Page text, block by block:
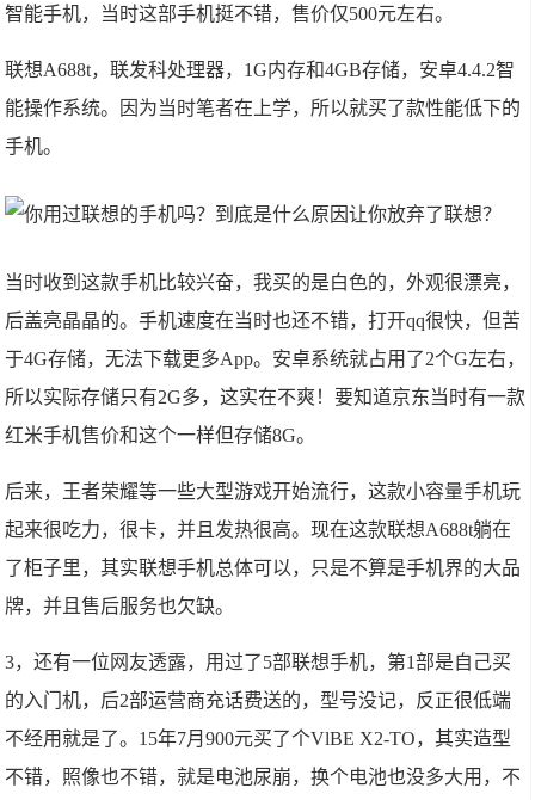
智能手机，当时这部手机挺不错，售价仅500元左右。
联想A688t，联发科处理器，1G内存和4GB存储，安卓4.4.2智
能操作系统。因为当时笔者在上学，所以就买了款性能低下的
手机。
当时收到这款手机比较兴奋，我买的是白色的，外观很漂亮，
后盖亮晶晶的。手机速度在当时也还不错，打开qq很快，但苦
于4G存储，无法下载更多App。安卓系统就占用了2个G左右，
所以实际存储只有2G多，这实在不爽！要知道京东当时有一款
红米手机售价和这个一样但存储8G。
后来，王者荣耀等一些大型游戏开始流行，这款小容量手机玩
起来很吃力，很卡，并且发热很高。现在这款联想A688t躺在
了柜子里，其实联想手机总体可以，只是不算是手机界的大品
牌，并且售后服务也欠缺。
3，还有一位网友透露，用过了5部联想手机，第1部是自己买
的入门机，后2部运营商充话费送的，型号没记，反正很低端
不经用就是了。15年7月900元买了个VlBE X2-TO，其实造型
不错，照像也不错，就是电池尿崩，换个电池也没多大用，不